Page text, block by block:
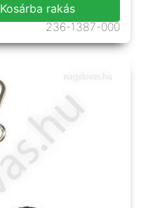
Kosárba rakás
236-1387-000